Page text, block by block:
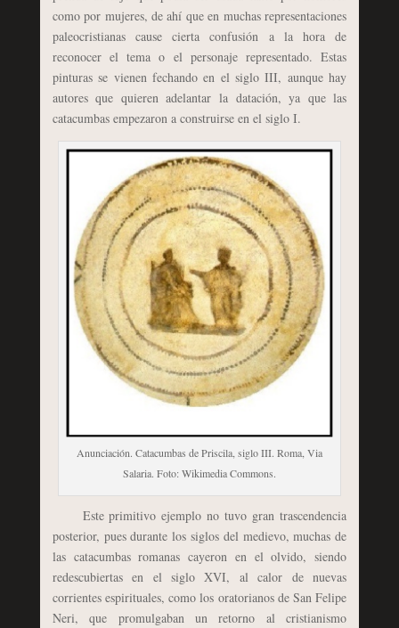
como por mujeres, de ahí que en muchas representaciones
paleocristianas cause cierta confusión a la hora de
reconocer el tema o el personaje representado. Estas
pinturas se vienen fechando en el siglo III, aunque hay
autores que quieren adelantar la datación, ya que las
catacumbas empezaron a construirse en el siglo I.
Anunciación. Catacumbas de Priscila, siglo III. Roma, Via
Salaria. Foto: Wikimedia Commons.
Este primitivo ejemplo no tuvo gran trascendencia
posterior, pues durante los siglos del medievo, muchas de
las catacumbas romanas cayeron en el olvido, siendo
redescubiertas en el siglo XVI, al calor de nuevas
corrientes espirituales, como los oratorianos de San Felipe
Neri, que promulgaban un retorno al cristianismo